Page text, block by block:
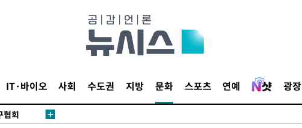
IT·바이오 사회 수도권 지방 문화 스포츠 연예 광장
마쳐
부장 기소
협회